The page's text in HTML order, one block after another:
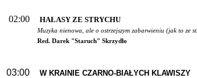
02:00 HAŁASY ZE STRYCHU
Muzyka nienowa, ale o ostrzejszym zabarwieniu (jak to ze
Red. Darek "Staruch" Skrzydło
03:00 W KRAINIE CZARNO-BIAŁYCH KLAWISZY